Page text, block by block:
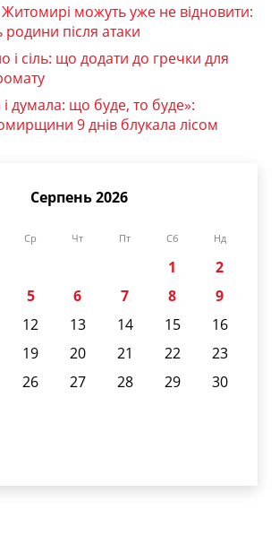
можуть уже не відновити:
після атаки
і сіль: що додати до гречки для
думала: що буде, то буде»:
9 днів блукала лісом
Серпень 2026
Ср Чт Пт Сб Нд
1
2
5 6 7 8
9
12 13 14 15
16
19 20 21 22
23
26 27 28 29
30